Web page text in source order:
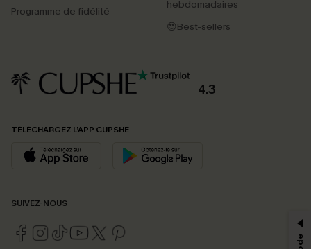
Programme de fidélité
hebdomadaires
😍Best-sellers
4.3
TÉLÉCHARGEZ L’APP CUPSHE
SUIVEZ-NOUS
*Un code par commande, valable une seule fois.